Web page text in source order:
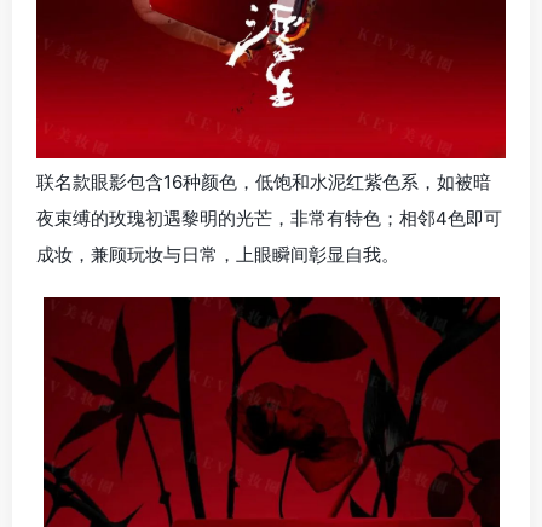
联名款眼影包含16种颜色，低饱和水泥红紫色系，如被暗
夜束缚的玫瑰初遇黎明的光芒，非常有特色；相邻4色即可
成妆，兼顾玩妆与日常，上眼瞬间彰显自我。